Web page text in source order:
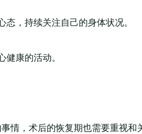
，持续关注自己的身体状况。
康的活动。
情，术后的恢复期也需要重视和